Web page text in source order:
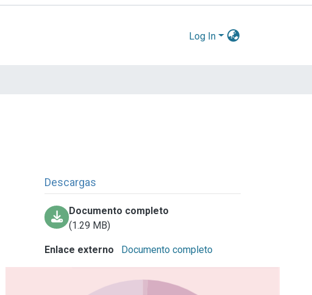
Log In
Descargas
Documento completo
(1.29 MB)
Enlace externo Documento completo